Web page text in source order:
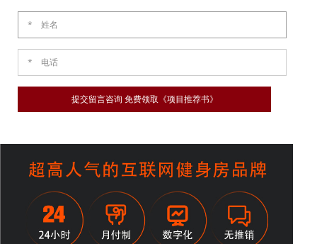
提交留言咨询 免费领取《项目推荐书》